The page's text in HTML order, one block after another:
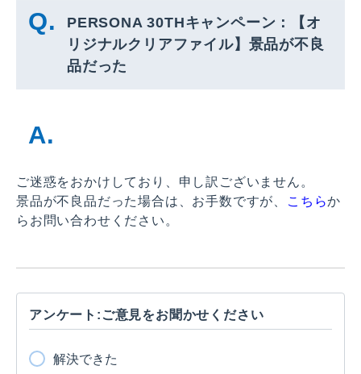
PERSONA 30THキャンペーン：【オ
リジナルクリアファイル】景品が不良
品だった
ご迷惑をおかけしており、申し訳ございません。
景品が不良品だった場合は、お手数ですが、
こちらか
らお問い合わせください。
アンケート:ご意見をお聞かせください
解決できた